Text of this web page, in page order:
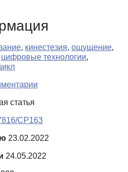
, кинестезия, ощущение,
цифровые технологии,
статья
CP163
23.02.2022
24.05.2022